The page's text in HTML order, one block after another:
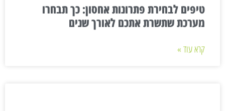
טיפים לבחירת פתרונות אחסון: כך תבחרו
מערכת שתשרת אתכם לאורך שנים
קרא עוד »